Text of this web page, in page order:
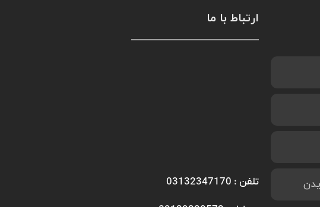
ارتباط با ما
تلفن : 03132347170